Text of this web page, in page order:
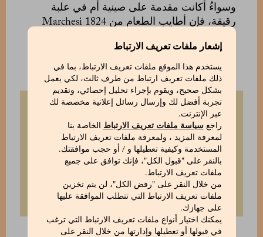
إشعار ملفات تعريف الارتباط
يستخدم هذا الموقع ملفات تعريف الارتباط، بما في
ذلك ملفات تعريف ارتباط من طرف ثالث، لكي يعمل
بشكل صحيح، ويقوم بإجراء تحليل إحصائي، وتقديم
تجربة أفضل لك وإرسال رسائل إعلانية مخصصة لك
عبر الإنترنت.
راجعسياسة ملفات تعريف الارتباط
الخاصة بنا
لمعرفة المزيد ، ولمعرفة ملفات تعريف الارتباط
المستخدمة وكيفية تعطيلها و / أو حجب موافقتك.
بالنقر على "قبول الكل"، فإنك توافق على جميع
ملفات تعريف الارتباط.
من خلال النقر على "رفض الكل"، لن يتم تخزين
ملفات تعريف الارتباط التي تتطلب الموافقة عليها
على جهازك.
يمكنك اختيار أنواع ملفات تعريف الارتباط التي ترغب
في قبولها أو تعطيلها وإدارتها من خلال النقر على
وسواءُ أكانت مقدمة على صينية أم في علبة
رقيقة، فإن أطايب الطعام من Marchesi 1824
للحواس وللعقل.